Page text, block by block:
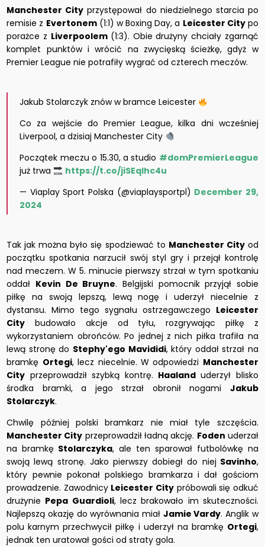
Manchester City przystępował do niedzielnego starcia po
remisie z Evertonem(1:1) w Boxing Day, a Leicester Citypo
porażce z Liverpoolem(1:3). Obie drużyny chciały zgarnąć
komplet punktów i wrócić na zwycięską ścieżkę, gdyż w
Premier League nie potrafiły wygrać od czterech meczów.
Jakub Stolarczyk znów w bramce Leicester
Co za wejście do Premier League, kilka dni wcześniej
Liverpool, a dzisiaj Manchester City
Początek meczu o 15.30, a studio #domPremierLeague
już trwa
https://t.co/jiSEqlhc4u
— Viaplay Sport Polska (@viaplaysportpl) December 29,
2024
Tak jak można było się spodziewać to Manchester Cityod
początku spotkania narzucił swój styl gry i przejął kontrolę
nad meczem. W 5. minucie pierwszy strzał w tym spotkaniu
oddał Kevin De Bruyne. Belgijski pomocnik przyjął sobie
piłkę na swoją lepszą, lewą nogę i uderzył niecelnie z
dystansu. Mimo tego sygnału ostrzegawczego Leicester
City budowało akcje od tyłu, rozgrywając piłkę z
wykorzystaniem obrońców. Po jednej z nich piłka trafiła na
lewą stronę do Stephy'ego Mavididi, który oddał strzał na
bramkę Ortegi, lecz niecelnie. W odpowiedzi Manchester
City przeprowadził szybką kontrę. Haalanduderzył blisko
środka bramki, a jego strzał obronił nogami Jakub
Stolarczyk.
Chwilę później polski bramkarz nie miał tyle szczęścia.
Manchester City przeprowadził ładną akcję. Foden uderzał
na bramkę Stolarczyka, ale ten sparował futbolówkę na
swoją lewą stronę. Jako pierwszy dobiegł do niej Savinho,
który pewnie pokonał polskiego bramkarza i dał gościom
prowadzenie. Zawodnicy Leicester City próbowali się odkuć
drużynie Pepa Guardioli, lecz brakowało im skuteczności.
Najlepszą okazję do wyrównania miał Jamie Vardy. Anglik w
polu karnym przechwycił piłkę i uderzył na bramkę Ortegi,
jednak ten uratował gości od straty gola.